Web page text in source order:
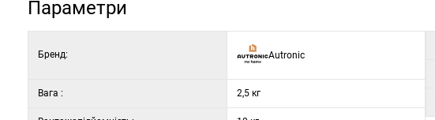
Параметри
Бренд: Autronic
Вага : 2,5 кг